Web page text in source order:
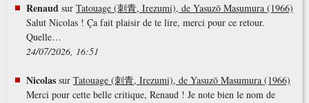
Renaudsur Tatouage (刺青, Irezumi), de Yasuzō Masumura (1966)
Salut Nicolas ! Ça fait plaisir de te lire, merci pour ce retour.
Quelle…
24/07/2026, 16:51
Nicolassur Tatouage (刺青, Irezumi), de Yasuzō Masumura (1966)
Merci pour cette belle critique, Renaud ! Je note bien le nom de